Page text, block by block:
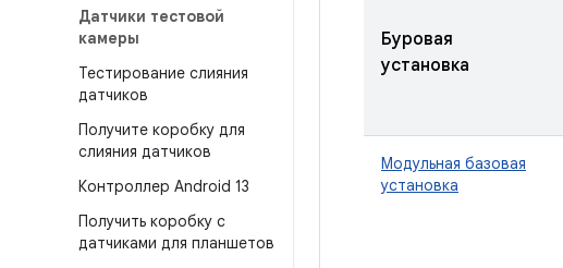
Датчики тестовой
камеры
Тестирование слияния
датчиков
Получите коробку для
слияния датчиков
Контроллер Android 13
Получить коробку с
датчиками для планшетов
Буровая
установка
Модульная базовая
установка